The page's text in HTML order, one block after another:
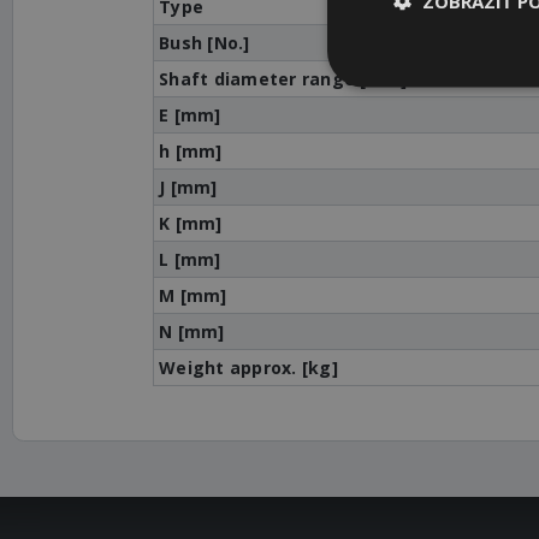
Type
Bush [No.]
Shaft diameter range [mm]
E [mm]
h [mm]
J [mm]
K [mm]
L [mm]
M [mm]
N [mm]
Weight approx. [kg]